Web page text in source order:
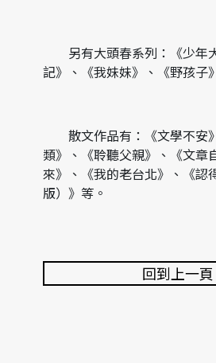
另有大頭春系列：《少年
記》、《我妹妹》、《野孩子
散文作品有：《文學不安
類》、《聆聽父親》、《文章
來》、《我的老台北》、《認
版）》等。
回到上一頁